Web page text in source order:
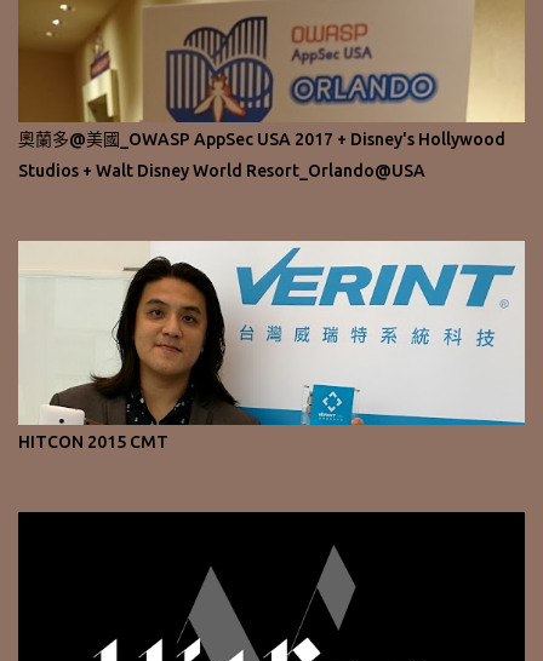
奧蘭多@美國_OWASP AppSec USA 2017 + Disney's Hollywood
Studios + Walt Disney World Resort_Orlando@USA
HITCON 2015 CMT